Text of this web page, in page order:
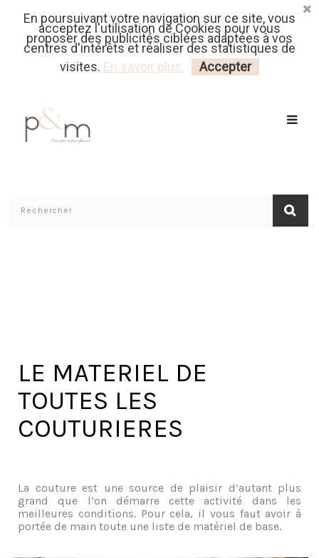
Fr| En Euro | USD
MON PANIER CONNECTEZ-VOUS
LE MATERIEL DE
TOUTES LES
COUTURIERES
La couture est une source de plaisir d’autant plus
grand que l’on démarre cette activité dans les
meilleures conditions. Pour cela, il vous faut avoir à
portée de main toute une liste de matériel de base.
En poursuivant votre navigation sur ce site, vous
acceptez l'utilisation de Cookies pour vous
proposer des publicités ciblées adaptées à vos
centres d'intérêts et réaliser des statistiques de
visites. En savoir plus. Accepter